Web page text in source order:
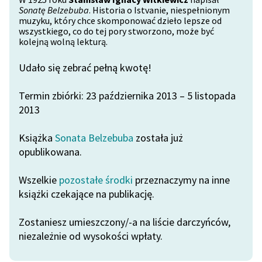
Blog
literatury do słuchania dla
niepełnosprawnościami
szkolnych i literatury do
słuchania dla uczennic i
niepełnosprawnościami
Feministyczne inspiracje.
Popularyzacja
skandynawskiej literatury
Katalog
Katalog w formacie PDF
Sonatę Belzebuba. Historia o Istvanie, niespełnionym
muzyku, który chce skomponować dzieło lepsze od
wszystkiego, co do tej pory stworzono, może być
kolejną wolną lekturą.
Udało się zebrać pełną kwotę!
Termin zbiórki: 23 października 2013 – 5 listopada
2013
Książka Sonata Belzebuba została już
opublikowana.
Wszelkie pozostałe środki przeznaczymy na inne
książki czekające na publikację.
Zostaniesz umieszczony/-a na liście darczyńców,
niezależnie od wysokości wpłaty.